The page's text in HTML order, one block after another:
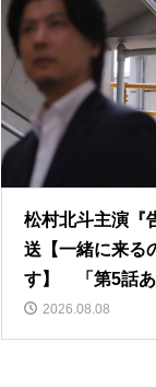
松村北斗主演
送【一緒に来る
す】 「第5話あ
2026.08.08